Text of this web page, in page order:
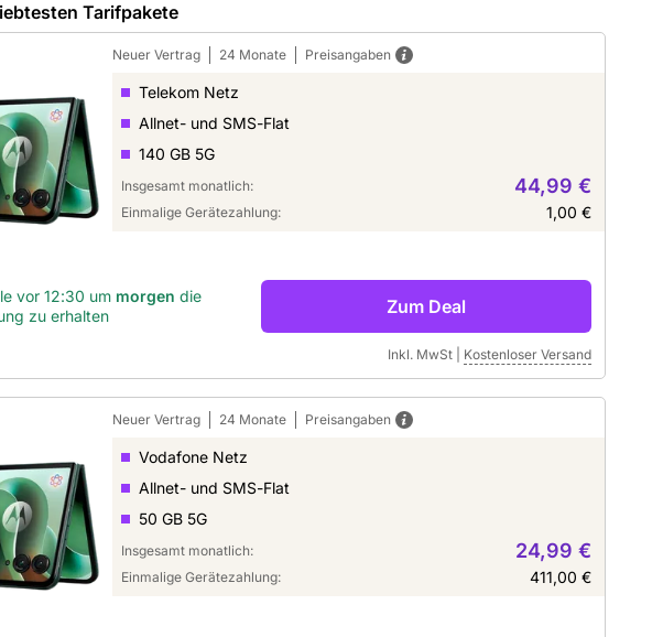
Tarifpakete
Neuer Vertrag 24 Monate Preisangaben
Telekom Netz
Allnet- und SMS-Flat
140 GB 5G
Insgesamt monatlich: 44,99 €
Einmalige Gerätezahlung: 1,00 €
vor 12:30 um morgen die
zu erhalten
Zum Deal
Inkl. MwSt Kostenloser Versand
Neuer Vertrag 24 Monate Preisangaben
Vodafone Netz
Allnet- und SMS-Flat
50 GB 5G
Insgesamt monatlich: 24,99 €
Einmalige Gerätezahlung: 411,00 €